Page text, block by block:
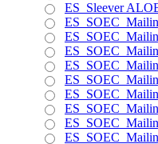
ES_Sleever